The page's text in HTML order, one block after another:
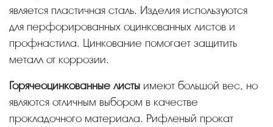
является пластичная сталь. Изделия используются
для перфорированных оцинкованных листов и
профнастила. Цинкование помогает защитить
металл от коррозии.
Горячеоцинкованные листы имеют большой вес, но
являются отличным выбором в качестве
прокладочного материала. Рифленый прокат